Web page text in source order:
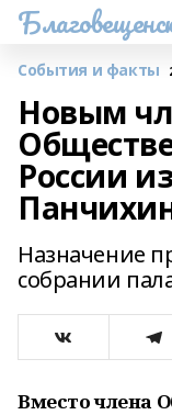
События и факты
Новым
России
Назначение
собрании
Вместо члена